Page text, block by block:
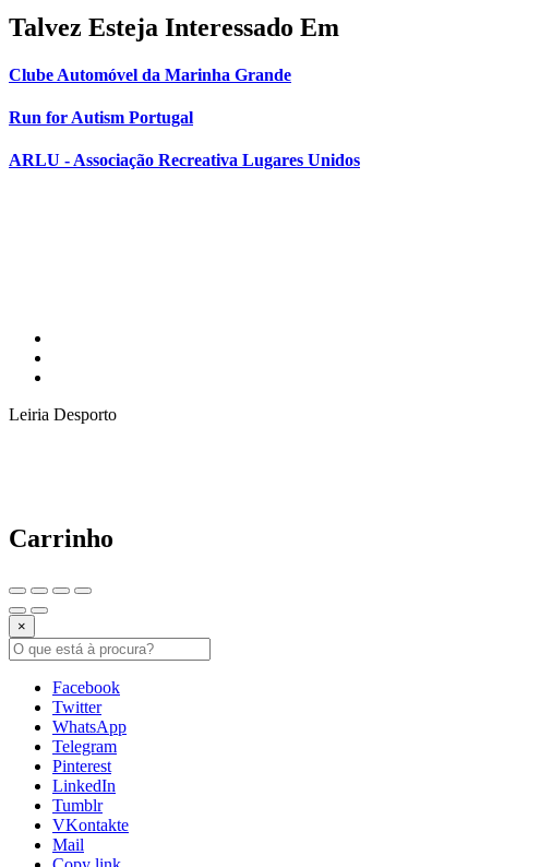
Talvez Esteja Interessado Em
Clube Automóvel da Marinha Grande
Run for Autism Portugal
ARLU - Associação Recreativa Lugares Unidos
Leiria Desporto
Carrinho
×
Facebook
Twitter
WhatsApp
Telegram
Pinterest
LinkedIn
Tumblr
VKontakte
Mail